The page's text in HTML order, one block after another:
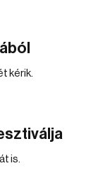
kérik.
is.